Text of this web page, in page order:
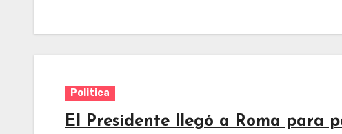
Politica
El Presidente llegó a Roma para